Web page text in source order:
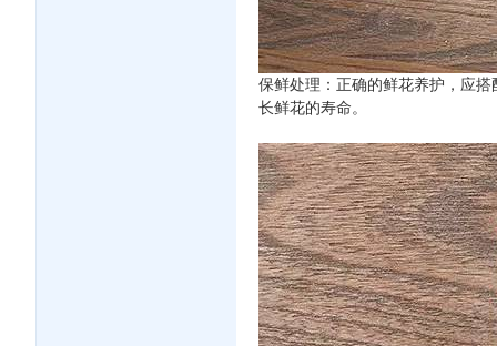
保鲜处理：正确的鲜花养护，应
长鲜花的寿命。